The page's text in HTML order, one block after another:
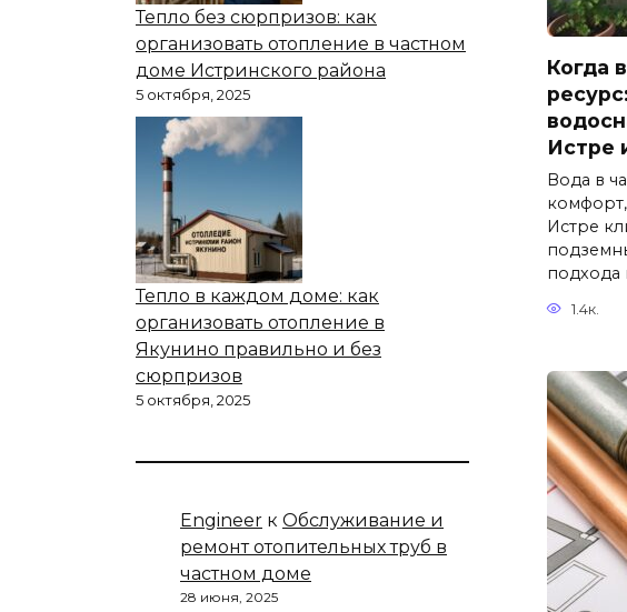
Когда
Истре
Вода в
Истре
подхода
1.4к.
Тепло без сюрпризов: как
организовать отопление в частном
доме Истринского района
5 октября, 2025
Тепло в каждом доме: как
организовать отопление в
Якунино правильно и без
сюрпризов
5 октября, 2025
Engineer к Обслуживание и
ремонт отопительных труб в
частном доме
28 июня, 2025